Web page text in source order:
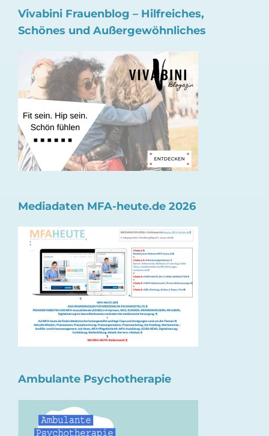
Vivabini Frauenblog – Hilfreiches,
Schönes und Außergewöhnliches
Mediadaten MFA-heute.de 2026
Ambulante Psychotherapie